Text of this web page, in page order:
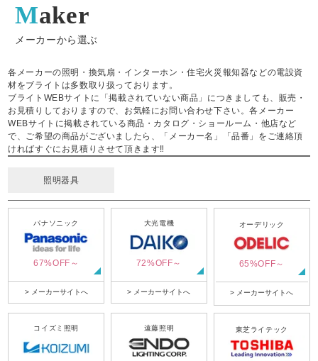
Maker
メーカーから選ぶ
各メーカーの照明・換気扇・インターホン・住宅火災報知器などの電設資
材をブライトは多数取り扱っております。
ブライトWEBサイトに「掲載されていない商品」につきましても、販売・
お見積りしておりますので、お気軽にお問い合わせ下さい。各メーカー
WEBサイトに掲載されている商品・カタログ・ショールーム・他店など
で、ご希望の商品がございましたら、「メーカー名」「品番」をご連絡頂
ければすぐにお見積りさせて頂きます‼
照明器具
パナソニック
67%OFF～
> メーカーサイトへ
大光電機
72%OFF～
> メーカーサイトへ
オーデリック
65%OFF～
> メーカーサイトへ
コイズミ照明 遠藤照明 東芝ライテック